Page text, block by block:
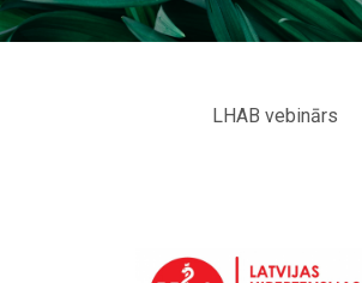
LHAB vebinārs